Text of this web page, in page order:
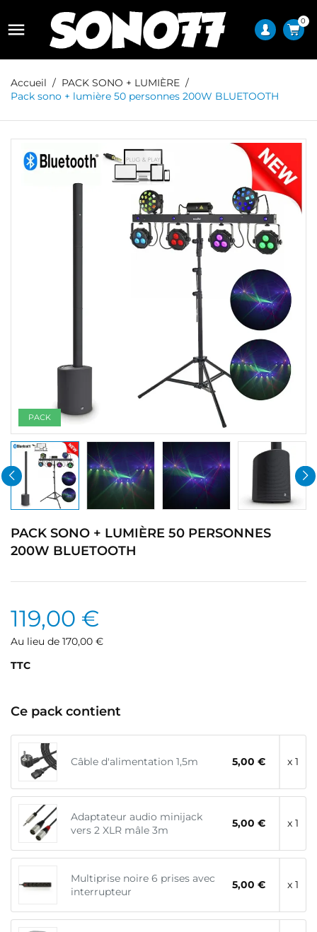
 0
Accueil
PACK SONO + LUMIÈRE
Pack sono + lumière 50 personnes 200W BLUETOOTH
PACK
PACK SONO + LUMIÈRE 50 PERSONNES
200W BLUETOOTH
119,00 €
Au lieu de 170,00 €
TTC
Ce pack contient
Câble d'alimentation 1,5m 5,00 € x 1
Adaptateur audio minijack
vers 2 XLR mâle 3m
5,00 € x 1
Multiprise noire 6 prises avec
interrupteur
5,00 € x 1